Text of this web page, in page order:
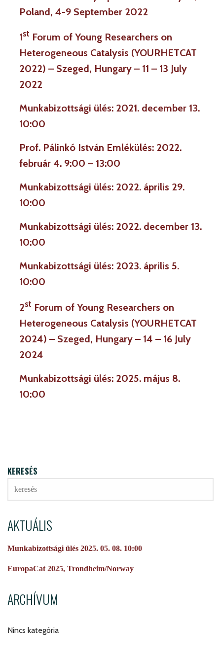
Poland, 4-9 September 2022
1st Forum of Young Researchers on
Heterogeneous Catalysis (YOURHETCAT
2022) – Szeged, Hungary – 11 – 13 July
2022
Munkabizottsági ülés: 2021. december 13.
10:00
Prof. Pálinkó István Emlékülés: 2022.
február 4. 9:00 – 13:00
Munkabizottsági ülés: 2022. április 29.
10:00
Munkabizottsági ülés: 2022. december 13.
10:00
Munkabizottsági ülés: 2023. április 5.
10:00
2st Forum of Young Researchers on
Heterogeneous Catalysis (YOURHETCAT
2024) – Szeged, Hungary – 14 – 16 July
2024
Munkabizottsági ülés: 2025. május 8.
10:00
KERESÉS
AKTUÁLIS
Munkabizottsági ülés 2025. 05. 08. 10:00
EuropaCat 2025, Trondheim/Norway
ARCHÍVUM
Nincs kategória